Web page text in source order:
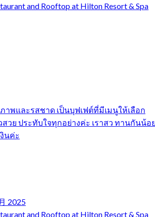
and Rooftop at Hilton Resort & Spa
พและรสชาด เป็นบุฟเฟต์ที่มีเมนูให้เลือก
สวย ประทับใจทุกอย่างค่ะ เราสว ทานกันน้อ
นค่ะ
2025
and Rooftop at Hilton Resort & Spa